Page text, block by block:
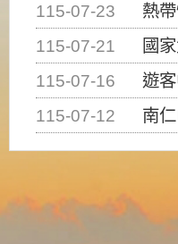
115-07-23
熱
115-07-21
國家太空中心
115-07-16
遊
115-07-12
南仁山生態保護